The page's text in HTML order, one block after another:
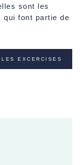
sont les
qui font partie de
EXCERCISES